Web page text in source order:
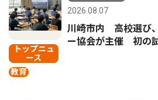
トップニュ
ース
教育
2026.08.07
川崎市内 高校選び
ー協会が主催 初の